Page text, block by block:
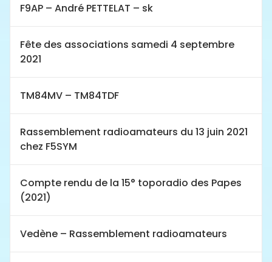
F9AP – André PETTELAT – sk
Fête des associations samedi 4 septembre
2021
TM84MV – TM84TDF
Rassemblement radioamateurs du 13 juin 2021
chez F5SYM
Compte rendu de la 15° toporadio des Papes
(2021)
Vedène – Rassemblement radioamateurs